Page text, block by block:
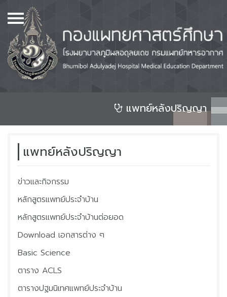
เมนู
Home
เกี่ยวกับเรา
หลักสูตร
ศูนย์วิทยบริการ และห้องสมุด
จองห้องประชุม
แพทย์ก่อนปริญญา
แพทย์หลังปริญญา
ศูนย์วิจัย และสิ่งประดิษฐ์
คิดค้นทางการแพทย์
ประชุมวิชาการ
ติดต่อเรา
ข่าวประชาสัมพันธ์
แพทย์หลังปริญญา
แพทย์หลังปริญญา
ข่าวและกิจกรรม
หลักสูตรแพทย์ประจำบ้าน
หลักสูตรแพทย์ประจำบ้านต่อยอด
Download เอกสารต่าง ๆ
Basic Science
ตาราง ACLS
ตารางปฐมนิเทศแพทย์ประจำบ้าน